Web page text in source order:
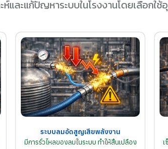
ะห์และแก้ปัญหาระบบในโรงงานโดยเลือกใ
ระบบลมอัดสูญเสียพลังงาน
มีการรั่วไหลของลมในระบบ ทำให้สิ้นเปลือง
เ